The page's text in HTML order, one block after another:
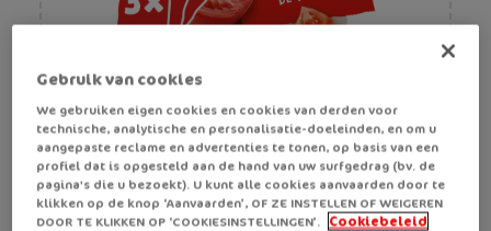
Royco Crunchy Tomatensuprême
Gebruik van cookies
We gebruiken eigen cookies en cookies van derden voor
technische, analytische en personalisatie-doeleinden, en om u
aangepaste reclame en advertenties te tonen, op basis van een
profiel dat is opgesteld aan de hand van uw surfgedrag (bv. de
pagina's die u bezoekt). U kunt alle cookies aanvaarden door te
klikken op de knop ‘Aanvaarden’, OF ZE INSTELLEN OF WEIGEREN
DOOR TE KLIKKEN OP ‘COOKIESINSTELLINGEN’. Cookiebeleid